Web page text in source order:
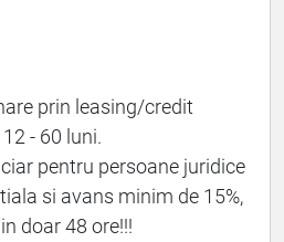
prin leasing/credit
- 60 luni.
pentru persoane juridice
si avans minim de 15%,
doar 48 ore!!!